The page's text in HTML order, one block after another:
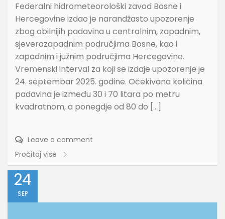
Federalni hidrometeorološki zavod Bosne i
Hercegovine izdao je narandžasto upozorenje
zbog obilnijih padavina u centralnim, zapadnim,
sjeverozapadnim područjima Bosne, kao i
zapadnim i južnim područjima Hercegovine.
Vremenski interval za koji se izdaje upozorenje je
24. septembar 2025. godine. Očekivana količina
padavina je između 30 i 70 litara po metru
kvadratnom, a ponegdje od 80 do […]
Leave a comment
Pročitaj više
24
SEP